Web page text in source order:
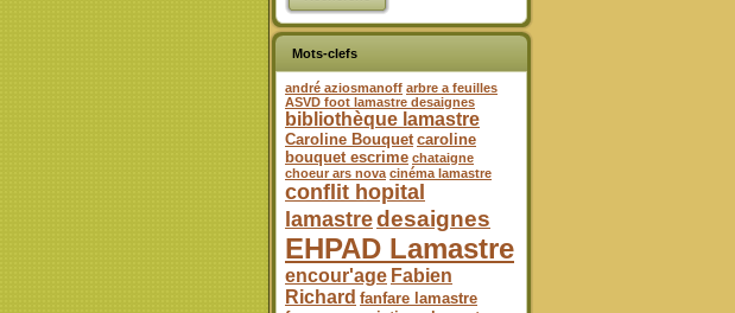
Mots-clefs
andré aziosmanoff arbre a feuilles
ASVD foot lamastre desaignes
bibliothèque lamastre
Caroline Bouquet caroline
bouquet escrime chataigne
choeur ars nova cinéma lamastre
conflit hopital
lamastredesaignes
EHPAD Lamastre
encour'age Fabien
Richard fanfare lamastre